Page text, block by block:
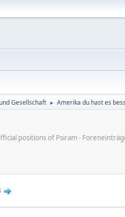
Gesellschaft ► Amerika du hast es
positions of Psiram -